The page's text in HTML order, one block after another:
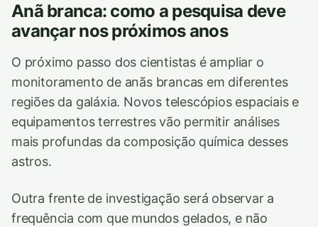
Anã branca: como a pesquisa deve
avançar nos próximos anos
O próximo passo dos cientistas é ampliar o
monitoramento de anãs brancas em diferentes
regiões da galáxia. Novos telescópios espaciais e
equipamentos terrestres vão permitir análises
mais profundas da composição química desses
astros.
Outra frente de investigação será observar a
frequência com que mundos gelados, e não